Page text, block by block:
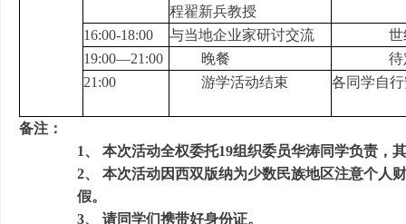
程翟新兵教授
16:00-18:00 与当地企业家研讨交流
世
19:00—21:00 晚餐
待
21:00
游学活动结束 各同学自
备注：
1、 本次活动全权委托19组织委员华涛同学负责，
2、 本次活动因西双版纳为少数民族地区注意个
假。
3、 请同学们携带好身份证。